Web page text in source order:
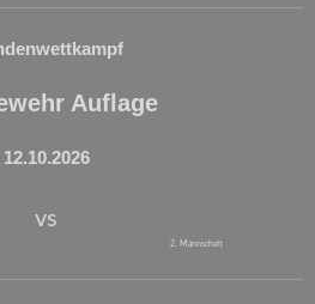
Auflage
12.10.2026
vs
2. Mannschaft